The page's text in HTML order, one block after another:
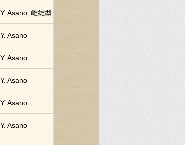
Y. Asano 雌雄型
Y. Asano
Y. Asano
Y. Asano
Y. Asano
Y. Asano